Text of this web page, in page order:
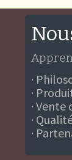
·
·
·
·
·